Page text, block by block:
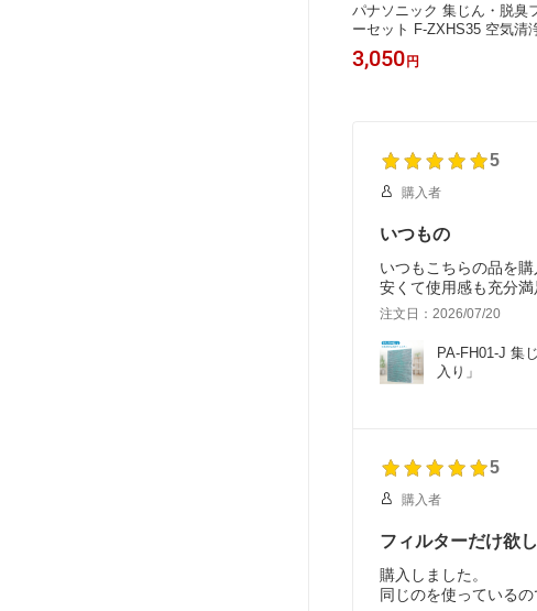
パナソニック 集じん・脱臭
ーセット F-ZXHS35 空気清
ィルター f-zxhs35 交換用 集
ター F-ZXHP35 脱臭フィル
3,050円
5
購入者
いつもの
いつもこちらの品を購
安くて使用感も充分満
注文日：2026/07/20
PA-FH01-J 集
入り」
5
購入者
フィルターだけ欲
購入しました。
同じのを使っているの